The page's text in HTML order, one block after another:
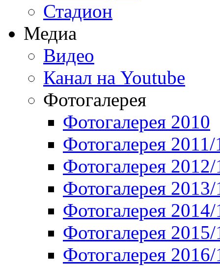
Стадион
Медиа
Видео
Канал на Youtube
Фотогалерея
Фотогалерея 2010
Фотогалерея 2011/
Фотогалерея
Фотогалерея
Фотогалерея
Фотогалерея
Фотогалерея